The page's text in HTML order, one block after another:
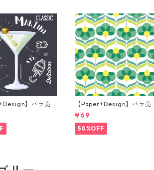
】バラ売
テルサイズ ペー
ン Martini ブラ
【Paper+Design】バラ売
り2枚 ランチサイズ ペーパ
ーナプキン Geo Flowers グ
リーン
¥69
50%OFF